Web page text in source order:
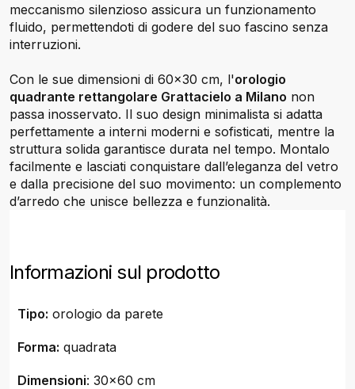
meccanismo silenzioso assicura un funzionamento
fluido, permettendoti di godere del suo fascino senza
interruzioni.
Con le sue dimensioni di 60x30 cm, l'orologio
quadrante rettangolare Grattacielo a Milano non
passa inosservato. Il suo design minimalista si adatta
perfettamente a interni moderni e sofisticati, mentre la
struttura solida garantisce durata nel tempo. Montalo
facilmente e lasciati conquistare dall’eleganza del vetro
e dalla precisione del suo movimento: un complemento
d’arredo che unisce bellezza e funzionalità.
Informazioni sul prodotto
Tipo: orologio da parete
Forma: quadrata
Dimensioni: 30x60 cm